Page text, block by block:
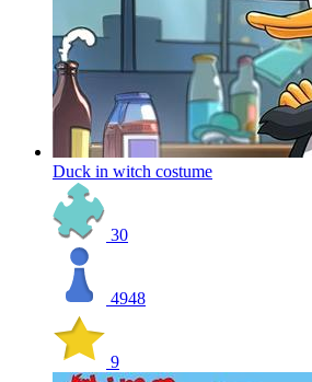
Duck in witch costume
30
4948
9